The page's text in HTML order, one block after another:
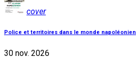
cover
Police et territoires dans le monde napoléonien
30 nov. 2026